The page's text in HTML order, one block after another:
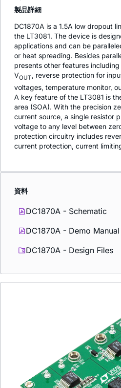
製品詳細
DC1870A is a 1.5A low dropout
the LT3081. The device is
applications and can be
or heat spreading. Besides
presents other features
VOUT, reverse protection for
voltages, temperature monitor,
A key feature of the LT3081 is
area (SOA). With the precision
current source, a single resistor
voltage to any level between
protection circuitry includes
current protection, current
資料
DC1870A - Schematic
DC1870A - Demo Manual
DC1870A - Design Files